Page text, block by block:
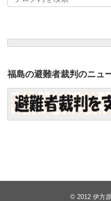
福島の避難者裁判のニュ
© 2012 伊方